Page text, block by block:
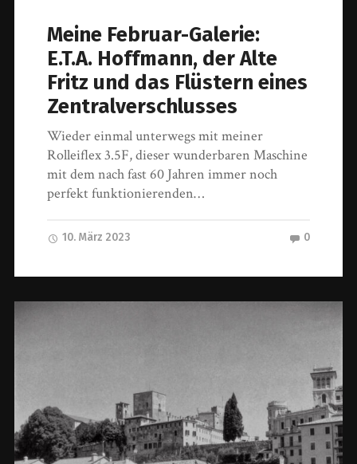
Meine Februar-Galerie:
E.T.A. Hoffmann, der Alte
Fritz und das Flüstern eines
Zentralverschlusses
Wieder einmal unterwegs mit meiner
Rolleiflex 3.5F, dieser wunderbaren Maschine
mit dem nach fast 60 Jahren immer noch
perfekt funktionierenden…
10. März 2023 0